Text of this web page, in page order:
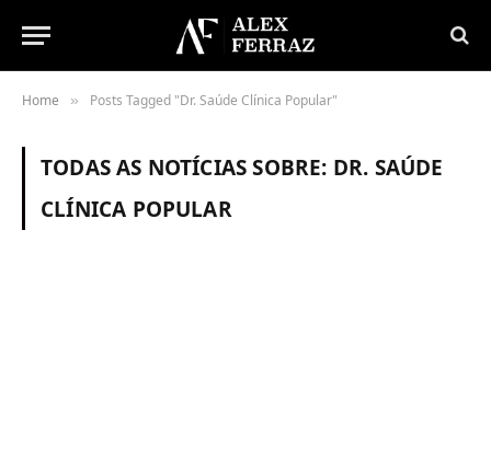
Home » Posts Tagged "Dr. Saúde Clínica Popular"
TODAS AS NOTÍCIAS SOBRE: DR. SAÚDE
CLÍNICA POPULAR